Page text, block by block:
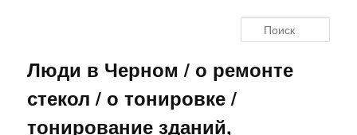
Люди в Черном / о ремонте
стекол / о тонировке /
тонирование зданий,